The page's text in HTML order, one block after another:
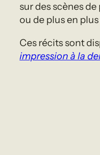
sur des scènes
ou de plus en
Ces récits sont
impression à la